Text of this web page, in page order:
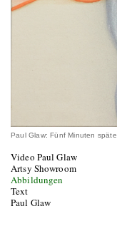
Paul Glaw: Fünf Minuten
Video Paul Glaw
Artsy Showroom
Abbildungen
Text
Paul Glaw